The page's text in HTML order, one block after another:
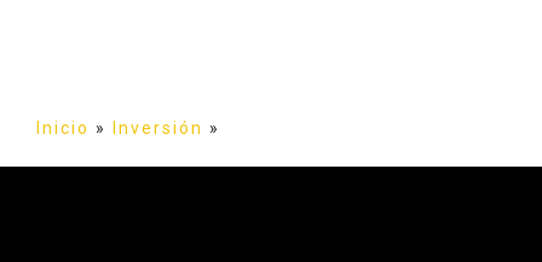
Inicio » Inversión »